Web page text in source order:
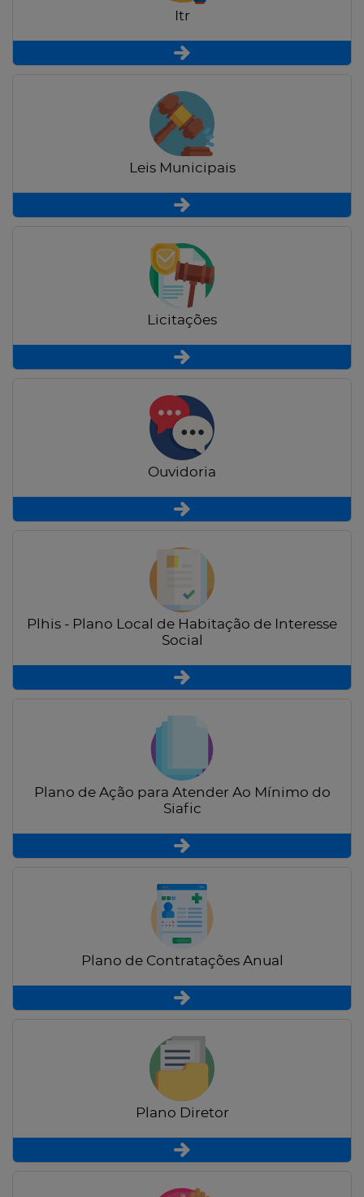
Itr
Leis Municipais
Licitações
Ouvidoria
Plhis - Plano Local de Habitação de Interesse
Social
Plano de Ação para Atender Ao Mínimo do
Siafic
Plano de Contratações Anual
Plano Diretor